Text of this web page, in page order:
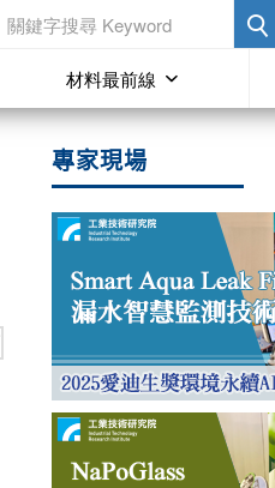
材料最前線
專家現場